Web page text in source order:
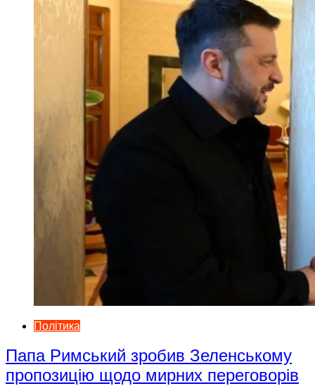
Політика
Папа Римський зробив Зеленському
пропозицію щодо мирних переговорів